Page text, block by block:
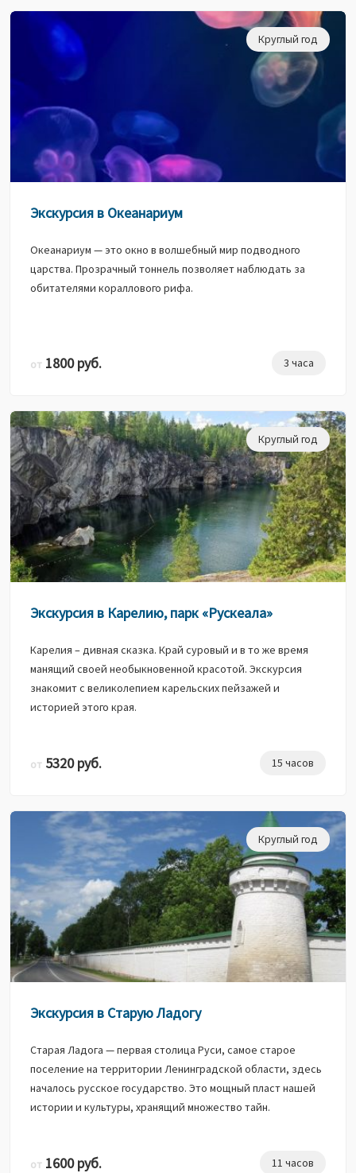
Круглый год
Экскурсия в Океанариум
Океанариум — это окно в волшебный мир подводного
царства. Прозрачный тоннель позволяет наблюдать за
обитателями кораллового рифа.
от 1800 руб. 3 часа
Круглый год
Экскурсия в Карелию, парк «Рускеала»
Карелия – дивная сказка. Край суровый и в то же время
манящий своей необыкновенной красотой. Экскурсия
знакомит с великолепием карельских пейзажей и
историей этого края.
от 5320 руб. 15 часов
Круглый год
Экскурсия в Старую Ладогу
Старая Ладога — первая столица Руси, самое старое
поселение на территории Ленинградской области, здесь
началось русское государство. Это мощный пласт нашей
истории и культуры, хранящий множество тайн.
от 1600 руб. 11 часов